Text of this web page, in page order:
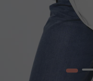
1 2